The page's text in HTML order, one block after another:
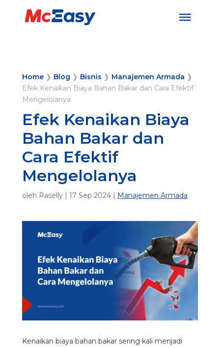
Home❯ Blog ❯ Bisnis ❯ Manajemen Armada ❯
Efek Kenaikan Biaya Bahan Bakar dan Cara Efektif
Mengelolanya
Efek Kenaikan Biaya
Bahan Bakar dan
Cara Efektif
Mengelolanya
oleh Raselly| 17 Sep 2024| Manajemen Armada
Kenaikan biaya bahan bakar sering kali menjadi